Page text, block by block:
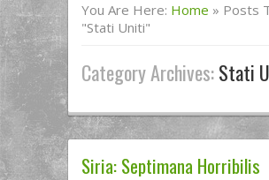
You Are Here: Home » Posts
"stati Uniti"
Category Archives:Stati
Siria: Septimana Horribilis